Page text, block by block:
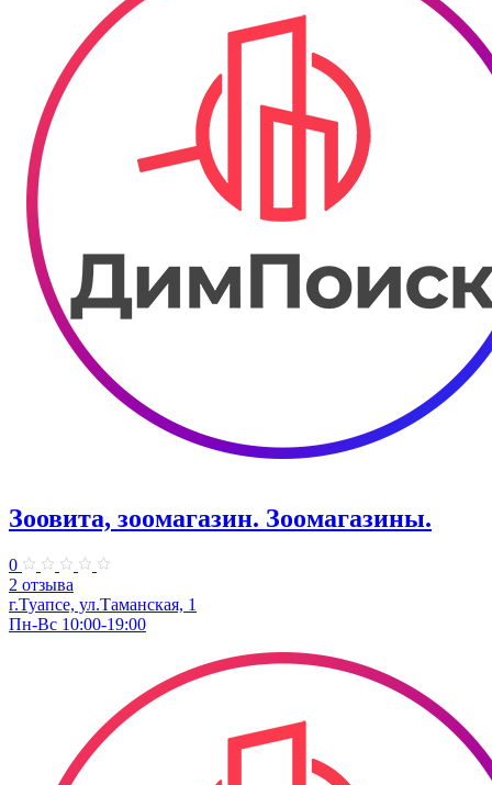
Зоовита, зоомагазин. Зоомагазины.
0
2 отзыва
г.Туапсе, ул.Таманская, 1
Пн-Вс 10:00-19:00